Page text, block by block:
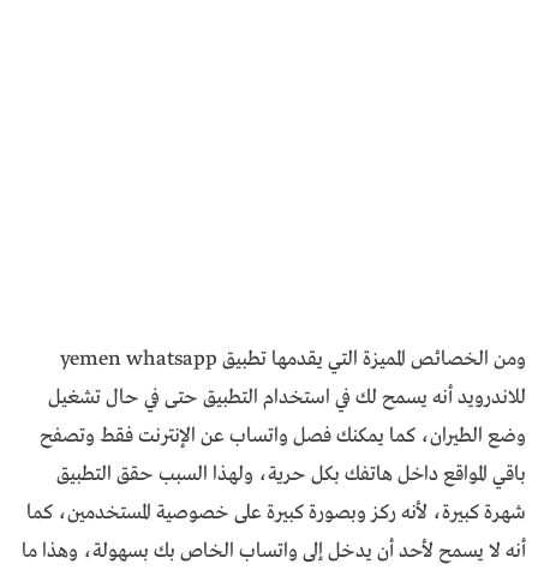
ومن الخصائص المميزة التي يقدمها تطبيق yemen whatsapp
للاندرويد أنه يسمح لك في استخدام التطبيق حتى في حال تشغيل
وضع الطيران، كما يمكنك فصل واتساب عن الإنترنت فقط وتصفح
باقي المواقع داخل هاتفك بكل حرية، ولهذا السبب حقق التطبيق
شهرة كبيرة، لأنه ركز وبصورة كبيرة على خصوصية المستخدمين، كما
أنه لا يسمح لأحد أن يدخل إلى واتساب الخاص بك بسهولة، وهذا ما